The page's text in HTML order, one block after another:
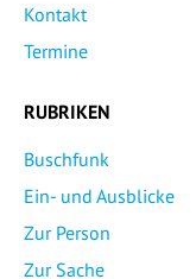
Kontakt
Termine
RUBRIKEN
Buschfunk
Ein- und Ausblicke
Zur Person
Zur Sache